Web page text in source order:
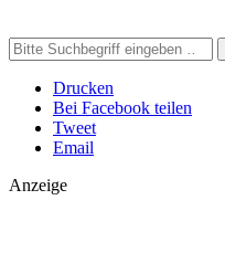
Drucken
Bei Facebook teilen
Tweet
Email
Anzeige